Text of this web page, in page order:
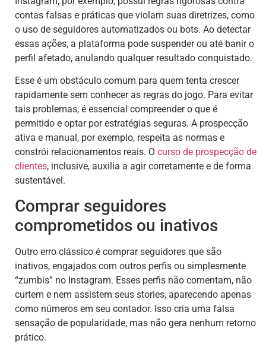
contas falsas e práticas que violam suas diretrizes, como
o uso de seguidores automatizados ou bots. Ao detectar
essas ações, a plataforma pode suspender ou até banir o
perfil afetado, anulando qualquer resultado conquistado.
Esse é um obstáculo comum para quem tenta crescer
rapidamente sem conhecer as regras do jogo. Para evitar
tais problemas, é essencial compreender o que é
permitido e optar por estratégias seguras. A prospecção
ativa e manual, por exemplo, respeita as normas e
constrói relacionamentos reais. O curso de prospecção de
clientes, inclusive, auxilia a agir corretamente e de forma
sustentável.
Comprar seguidores
comprometidos ou inativos
Outro erro clássico é comprar seguidores que são
inativos, engajados com outros perfis ou simplesmente
“zumbis” no Instagram. Esses perfis não comentam, não
curtem e nem assistem seus stories, aparecendo apenas
como números em seu contador. Isso cria uma falsa
sensação de popularidade, mas não gera nenhum retorno
prático.